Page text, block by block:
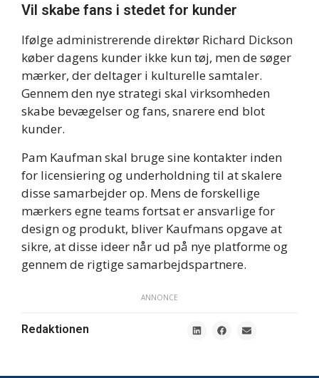
Vil skabe fans i stedet for kunder
Ifølge administrerende direktør Richard Dickson
køber dagens kunder ikke kun tøj, men de søger
mærker, der deltager i kulturelle samtaler.
Gennem den nye strategi skal virksomheden
skabe bevægelser og fans, snarere end blot
kunder.
Pam Kaufman skal bruge sine kontakter inden
for licensiering og underholdning til at skalere
disse samarbejder op. Mens de forskellige
mærkers egne teams fortsat er ansvarlige for
design og produkt, bliver Kaufmans opgave at
sikre, at disse ideer når ud på nye platforme og
gennem de rigtige samarbejdspartnere.
ANNONCE
Redaktionen